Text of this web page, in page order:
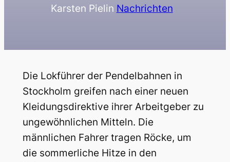
Karsten Pielin Nachrichten
Die Lokführer der Pendelbahnen in
Stockholm greifen nach einer neuen
Kleidungsdirektive ihrer Arbeitgeber zu
ungewöhnlichen Mitteln. Die
männlichen Fahrer tragen Röcke, um
die sommerliche Hitze in den